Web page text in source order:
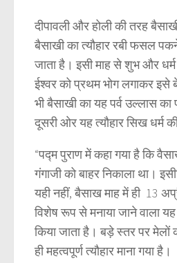
दीपावली और होली की तरह
बैसाखी कात्यौहाररबी फसल
जाता है। इसी माह से शुभ और
ईश्वर को प्रथम भोग लगाकर
भी बैसाखी का यह पर्व उल्लास
दूसरी ओर यहत्यौहारसिख धर्म
“पद्म पुराण में कहा गया है कि
गंगाजी को बाहर निकाला था।
यही नहीं, बैसाख माह में ही 13
विशेष रूप से मनाया जाने वाला
किया जाता है। बड़े स्तर पर मेलों
ही महत्वपूर्णत्यौहारमाना गया है।